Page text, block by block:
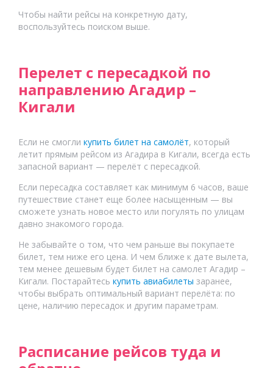
Чтобы найти рейсы на конкретную дату,
воспользуйтесь поиском выше.
Перелет с пересадкой по
направлению Агадир –
Кигали
Если не смогли купить билет на самолёт, который
летит прямым рейсом из Агадира в Кигали, всегда есть
запасной вариант — перелёт с пересадкой.
Если пересадка составляет как минимум 6 часов, ваше
путешествие станет еще более насыщенным — вы
сможете узнать новое место или погулять по улицам
давно знакомого города.
Не забывайте о том, что чем раньше вы покупаете
билет, тем ниже его цена. И чем ближе к дате вылета,
тем менее дешевым будет билет на самолет Агадир –
Кигали. Постарайтесь купить авиабилеты заранее,
чтобы выбрать оптимальный вариант перелёта: по
цене, наличию пересадок и другим параметрам.
Расписание рейсов туда и